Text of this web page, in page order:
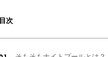
目次